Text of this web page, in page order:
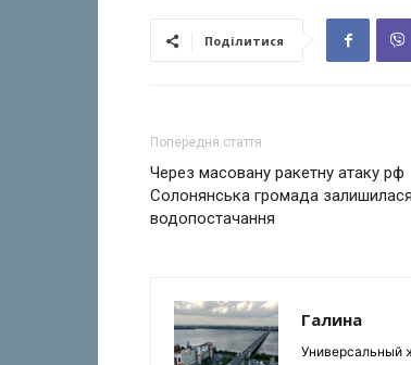
Поділитися
Попередня стаття
Через масовану ракетну атаку рф
Солонянська громада
водопостачання
Галина
Универсальный